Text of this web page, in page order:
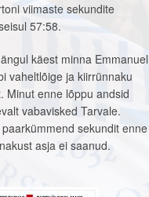
viimaste sekundite
57:58.
käest minna Emmanuel
vaheltlõige ja kiirrünnaku
Minut enne lõppu andsid
vabavisked Tarvale.
sekundit enne
asja ei saanud.